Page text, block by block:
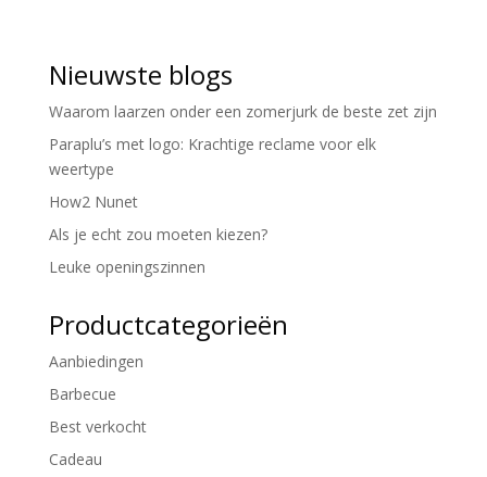
Nieuwste blogs
Waarom laarzen onder een zomerjurk de beste zet zijn
Paraplu’s met logo: Krachtige reclame voor elk
weertype
How2 Nunet
Als je echt zou moeten kiezen?
Leuke openingszinnen
Productcategorieën
Aanbiedingen
Barbecue
Best verkocht
Cadeau